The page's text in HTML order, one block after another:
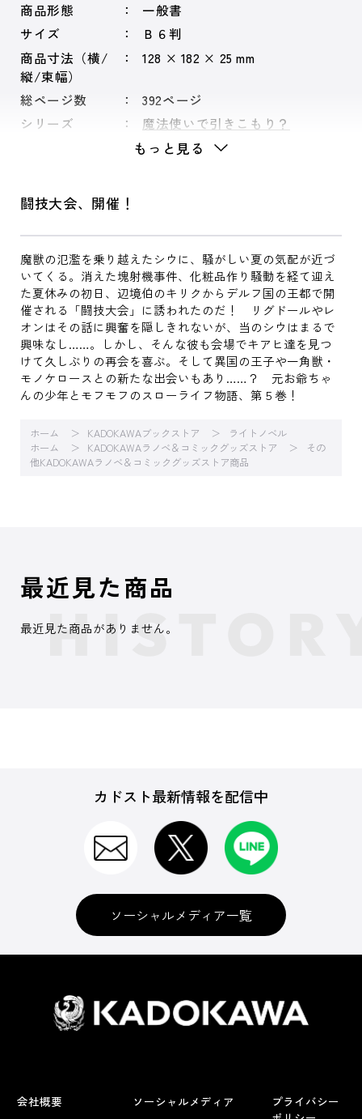
商品形態
一般書
サイズ
Ｂ６判
商品寸法（横/
縦/束幅）
128 × 182 × 25 mm
総ページ数
392ページ
シリーズ
魔法使いで引きこもり？
もっと見る
闘技大会、開催！
魔獣の氾濫を乗り越えたシウに、騒がしい夏の気配が近づ
いてくる。消えた塊射機事件、化粧品作り騒動を経て迎え
た夏休みの初日、辺境伯のキリクからデルフ国の王都で開
催される「闘技大会」に誘われたのだ！ リグドールやレ
オンはその話に興奮を隠しきれないが、当のシウはまるで
興味なし……。しかし、そんな彼も会場でキアヒ達を見つ
けて久しぶりの再会を喜ぶ。そして異国の王子や一角獣・
モノケロースとの新たな出会いもあり……？ 元お爺ちゃ
んの少年とモフモフのスローライフ物語、第５巻！
ホーム KADOKAWAブックストア
ライトノベル
ホーム
KADOKAWAラノベ＆コミックグッズストア
その
他KADOKAWAラノベ＆コミックグッズストア商品
最近見た商品
最近見た商品がありません。
カドスト最新情報を配信中
ソーシャルメディア一覧
会社概要 ソーシャルメディア
プライバシー